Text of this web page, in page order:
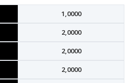
1,0000
2,0000
2,0000
2,0000